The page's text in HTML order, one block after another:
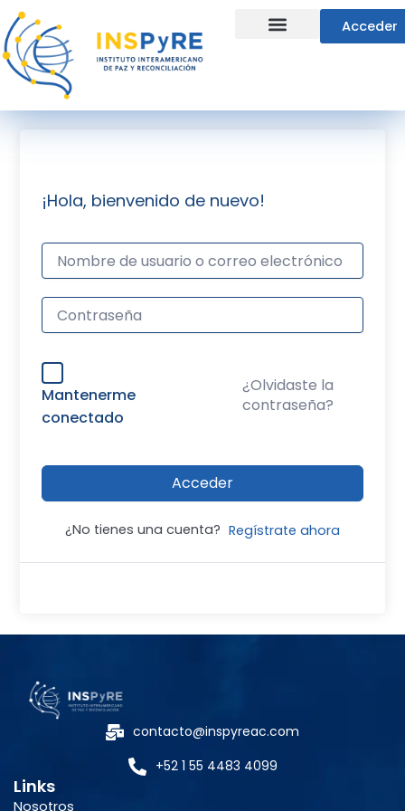
al
contenido
Acceder
¡Hola, bienvenido de nuevo!
Mantenerme
conectado
¿Olvidaste la
contraseña?
Acceder
¿No tienes una cuenta? Regístrate ahora
contacto@inspyreac.com
+52 1 55 4483 4099
Links
Nosotros